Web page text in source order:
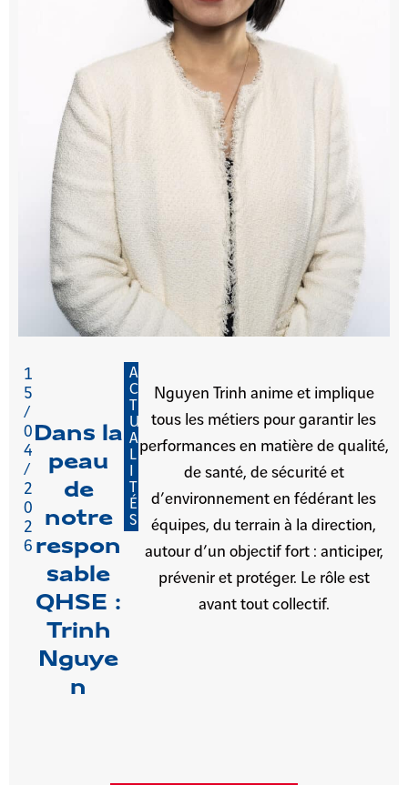
1
5
/
0
4
/
2
0
2
6
Dans la
peau
de
notre
respon
sable
QHSE :
Trinh
Nguye
n
A
C
T
U
A
L
T
É
S
Nguyen Trinh anime et implique
tous les métiers pour garantir les
performances en matière de qualité,
de santé, de sécurité et
d’environnement en fédérant les
équipes, du terrain à la direction,
autour d’un objectif fort : anticiper,
prévenir et protéger. Le rôle est
avant tout collectif.